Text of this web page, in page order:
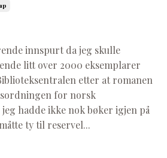
innspurt da jeg skulle
litt over 2000 eksemplarer
etter at romanen
for norsk
hadde ikke nok bøker igjen på
ty til reservel...